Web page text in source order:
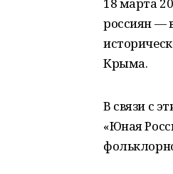
россиян —
Крыма.
В связи с
«Юная